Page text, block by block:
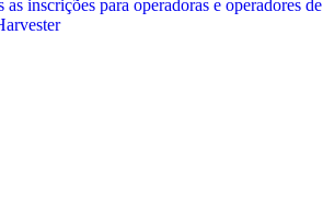
inscrições para operadoras e operadores de